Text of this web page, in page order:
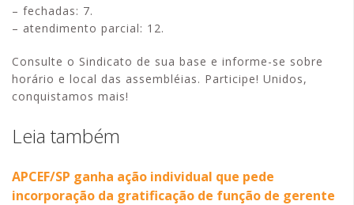
– fechadas: 7.
– atendimento parcial: 12.
Consulte o Sindicato de sua base e informe-se sobre
horário e local das assembléias. Participe! Unidos,
conquistamos mais!
Leia também
APCEF/SP ganha ação individual que pede
incorporação da gratificação de função de gerente